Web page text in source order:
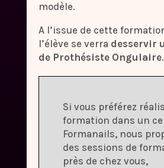
modèle.
A l’issue de cette
l’élève se verra desservir
de Prothésiste Ongulaire.
Si vous préférez
formation dans un
Formanails, nous
des sessions de
près de chez vous,